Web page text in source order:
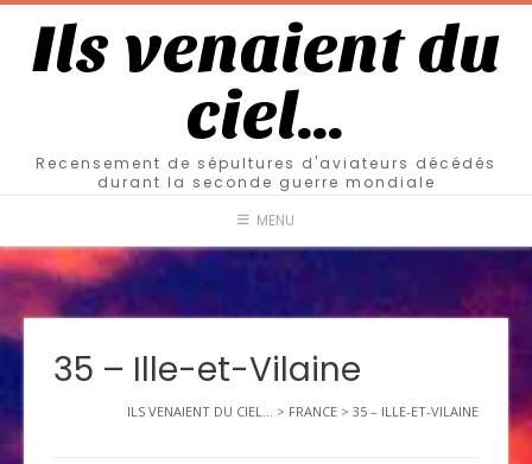
Ils venaient du
ciel…
Recensement de sépultures d'aviateurs décédés
durant la seconde guerre mondiale
MENU
35 – Ille-et-Vilaine
ILS VENAIENT DU CIEL... > FRANCE > 35 – ILLE-ET-VILAINE